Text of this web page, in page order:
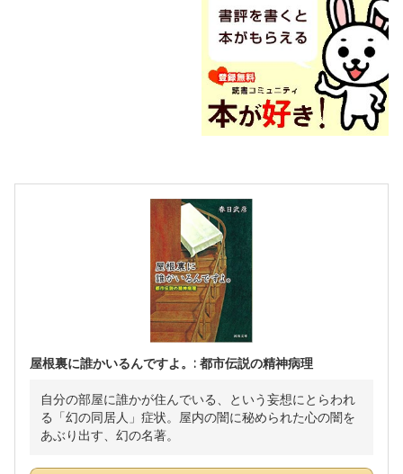
屋根裏に誰かいるんですよ。: 都市伝説の精神病理
自分の部屋に誰かが住んでいる、という妄想にとらわれ
る「幻の同居人」症状。屋内の闇に秘められた心の闇を
あぶり出す、幻の名著。